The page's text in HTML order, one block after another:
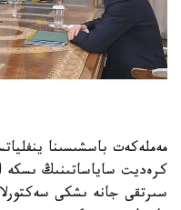
مەملەكەت باسشىسىنا
كرەديت ساياساتىنىڭ
سىرتقى جانە ىشكى